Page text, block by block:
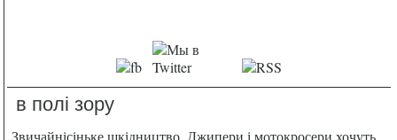
в полі зору
Звичайнісіньке шкідництво. Джипери і мотокросери хочуть